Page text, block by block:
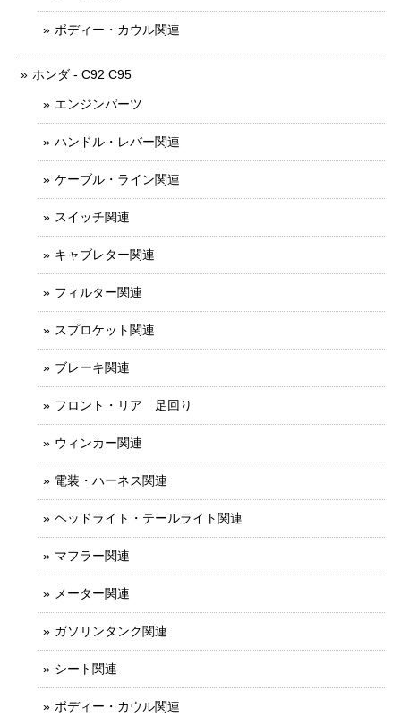
ボディー・カウル関連
ホンダ - C92 C95
エンジンパーツ
ハンドル・レバー関連
ケーブル・ライン関連
スイッチ関連
キャブレター関連
フィルター関連
スプロケット関連
ブレーキ関連
フロント・リア 足回り
ウィンカー関連
電装・ハーネス関連
ヘッドライト・テールライト関連
マフラー関連
メーター関連
ガソリンタンク関連
シート関連
ボディー・カウル関連